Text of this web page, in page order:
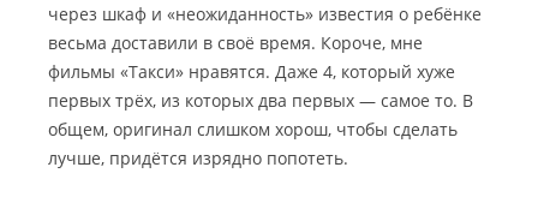
через шкаф и «неожиданность» известия о ребёнке
весьма доставили в своё время. Короче, мне
фильмы «Такси» нравятся. Даже 4, который хуже
первых трёх, из которых два первых — самое то. В
общем, оригинал слишком хорош, чтобы сделать
лучше, придётся изрядно попотеть.